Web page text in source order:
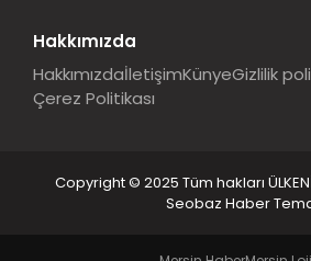
Hakkımızda
HakkımızdaİletişimKünyeGizlilik
Çerez Politikası
Copyright © 2025 Tüm hakları
Seobaz Haber